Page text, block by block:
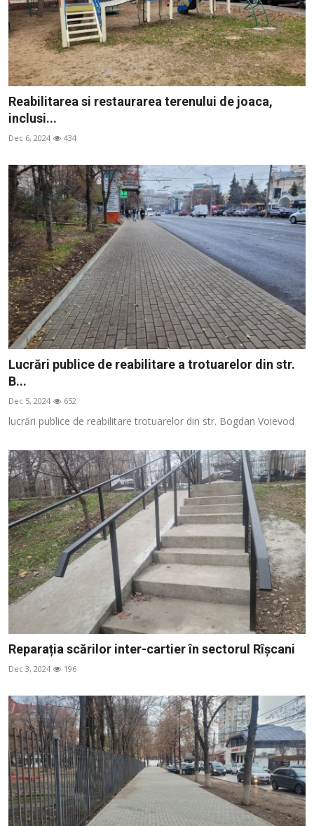
Reabilitarea si restaurarea terenului de joaca,
inclusi...
Dec 6, 2024 434
Lucrări publice de reabilitare a trotuarelor din str.
B...
Dec 5, 2024 652
lucrări publice de reabilitare trotuarelor din str. Bogdan Voievod
Reparația scărilor inter-cartier în sectorul Rîșcani
Dec 3, 2024 196